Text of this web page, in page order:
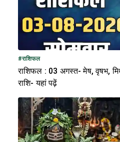
#राशिफल
राशिफल : 03 अगस्त- मेष, वृषभ,
राशि- यहां पढ़ें